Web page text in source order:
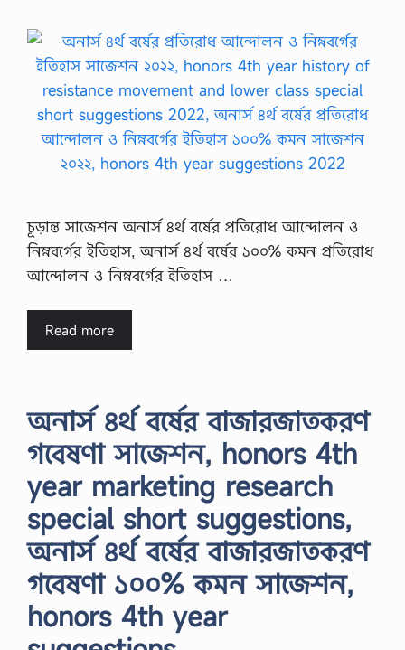
চূড়ান্ত সাজেশন অনার্স ৪র্থ বর্ষের প্রতিরোধ আন্দোলন ও
নিম্নবর্গের ইতিহাস, অনার্স ৪র্থ বর্ষের ১০০% কমন প্রতিরোধ
আন্দোলন ও নিম্নবর্গের ইতিহাস …
Read more
অনার্স ৪র্থ বর্ষের বাজারজাতকরণ
গবেষণা সাজেশন, honors 4th
year marketing research
special short suggestions,
অনার্স ৪র্থ বর্ষের বাজারজাতকরণ
গবেষণা ১০০% কমন সাজেশন,
honors 4th year